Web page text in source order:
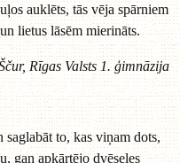
auklēts, tās vēja spārniem
lietus lāsēm mierināts.
Rīgas Valsts 1. ģimnāzija
to, kas viņam dots,
gan apkārtējo dvēseles